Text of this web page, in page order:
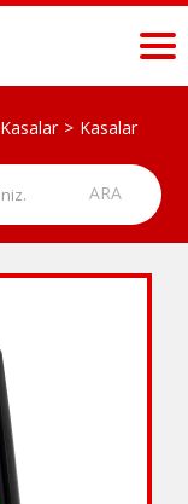
Kasalar Kasalar